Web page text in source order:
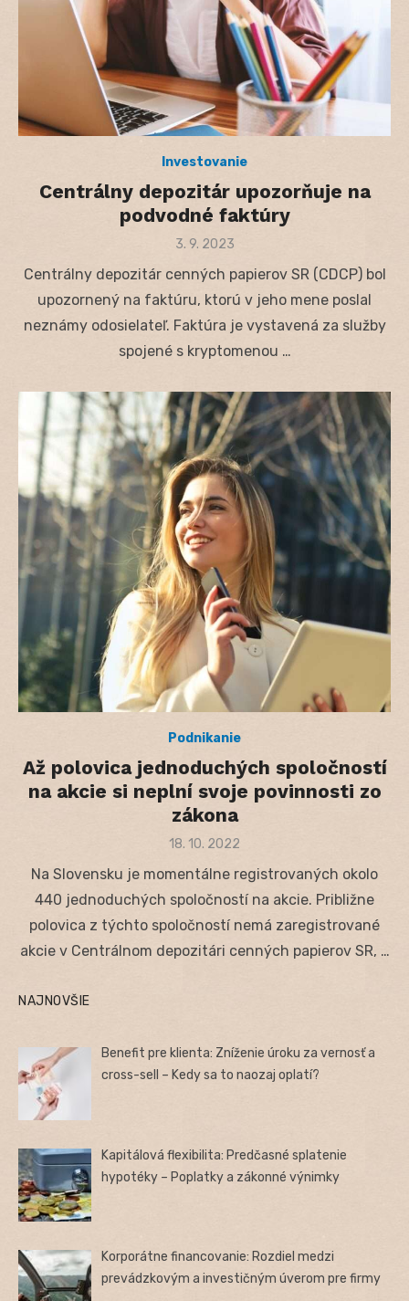
Investovanie
Centrálny depozitár upozorňuje na
podvodné faktúry
Posted
3. 9. 2023
Centrálny depozitár cenných papierov SR (CDCP) bol
upozornený na faktúru, ktorú v jeho mene poslal
neznámy odosielateľ. Faktúra je vystavená za služby
spojené s kryptomenou …
Podnikanie
Až polovica jednoduchých spoločností
na akcie si neplní svoje povinnosti zo
zákona
Posted
18. 10. 2022
Na Slovensku je momentálne registrovaných okolo
440 jednoduchých spoločností na akcie. Približne
polovica z týchto spoločností nemá zaregistrované
akcie v Centrálnom depozitári cenných papierov SR, …
NAJNOVŠIE
Benefit pre klienta: Zníženie úroku za vernosť a
cross-sell – Kedy sa to naozaj oplatí?
Kapitálová flexibilita: Predčasné splatenie
hypotéky – Poplatky a zákonné výnimky
Korporátne financovanie: Rozdiel medzi
prevádzkovým a investičným úverom pre firmy